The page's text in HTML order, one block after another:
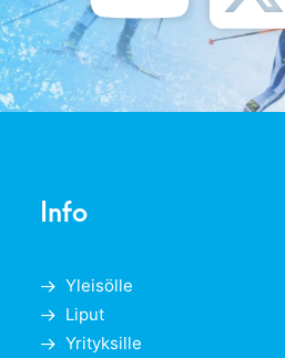
Info
Yleisölle
Liput
Yrityksille